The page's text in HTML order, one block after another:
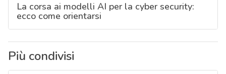
La corsa ai modelli AI per la cyber security:
ecco come orientarsi
Più condivisi